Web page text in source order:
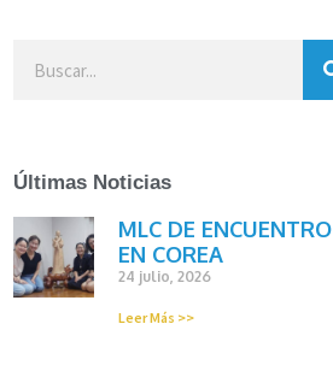
Últimas Noticias
MLC DE ENCUENTRO
EN COREA
24 julio, 2026
Leer Más >>